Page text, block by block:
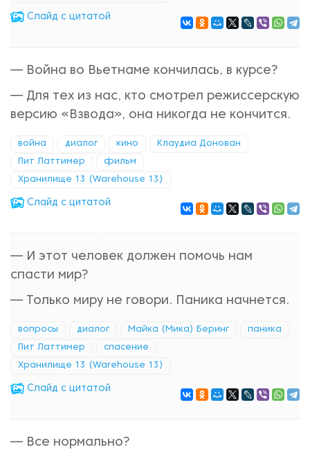
Cлайд с цитатой
— Война во Вьетнаме кончилась, в курсе?
— Для тех из нас, кто смотрел режиссерскую
версию «Взвода», она никогда не кончится.
война диалог кино Клаудиа Донован
Пит Латтимер фильм
Хранилище 13 (Warehouse 13)
Cлайд с цитатой
— И этот человек должен помочь нам
спасти мир?
— Только миру не говори. Паника начнется.
вопросы диалог Майка (Мика) Беринг паника
Пит Латтимер спасение
Хранилище 13 (Warehouse 13)
Cлайд с цитатой
— Все нормально?